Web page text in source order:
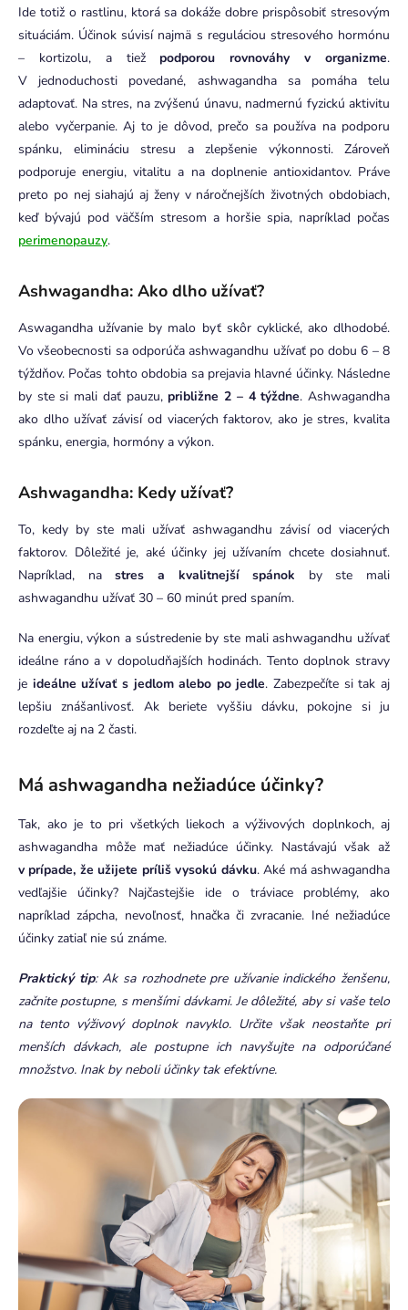
Ide totiž o rastlinu, ktorá sa dokáže dobre prispôsobiť stresovým
situáciám. Účinok súvisí najmä s reguláciou stresového hormónu
– kortizolu, a tiež podporou rovnováhy v organizme.
V jednoduchosti povedané, ashwagandha sa pomáha telu
adaptovať. Na stres, na zvýšenú únavu, nadmernú fyzickú aktivitu
alebo vyčerpanie. Aj to je dôvod, prečo sa používa na podporu
spánku, elimináciu stresu a zlepšenie výkonnosti.
Zároveň
podporuje energiu, vitalitu a na doplnenie antioxidantov. Práve
preto po nej siahajú aj ženy v náročnejších životných obdobiach,
keď bývajú pod väčším stresom a horšie spia, napríklad počas
perimenopauzy.
Ashwagandha: Ako dlho užívať?
Aswagandha užívanie by malo byť skôr cyklické, ako dlhodobé.
Vo všeobecnosti sa odporúča ashwagandhu užívať po dobu 6 – 8
týždňov. Počas tohto obdobia sa prejavia hlavné účinky. Následne
by ste si mali dať pauzu, približne 2 – 4 týždne. Ashwagandha
ako dlho užívať závisí od viacerých faktorov, ako je stres, kvalita
spánku, energia, hormóny a výkon.
Ashwagandha: Kedy užívať?
To, kedy by ste mali užívať ashwagandhu závisí od viacerých
faktorov. Dôležité je, aké účinky jej užívaním chcete dosiahnuť.
Napríklad, nastres a kvalitnejší spánok by ste mali
ashwagandhu užívať 30 – 60 minút pred spaním.
Na energiu, výkon a sústredenie by ste mali ashwagandhu užívať
ideálne ráno a v dopoludňajších hodinách. Tento doplnok stravy
je ideálne užívať s jedlom alebo po jedle. Zabezpečíte si tak aj
lepšiu znášanlivosť. Ak beriete vyššiu dávku, pokojne si ju
rozdeľte aj na 2 časti.
Má ashwagandha nežiadúce účinky?
Tak, ako je to pri všetkých liekoch a výživových doplnkoch, aj
ashwagandha môže mať nežiadúce účinky. Nastávajú však až
v prípade, že užijete príliš vysokú dávku. Aké má ashwagandha
vedľajšie účinky? Najčastejšie ide o tráviace problémy, ako
napríklad zápcha, nevoľnosť, hnačka či zvracanie. Iné nežiadúce
účinky zatiaľ nie sú známe.
Praktický tip: Ak sa rozhodnete pre užívanie indického ženšenu,
začnite postupne, s menšími dávkami. Je dôležité, aby si vaše telo
na tento výživový doplnok navyklo. Určite však neostaňte pri
menších dávkach, ale postupne ich navyšujte na odporúčané
množstvo. Inak by neboli účinky tak efektívne.